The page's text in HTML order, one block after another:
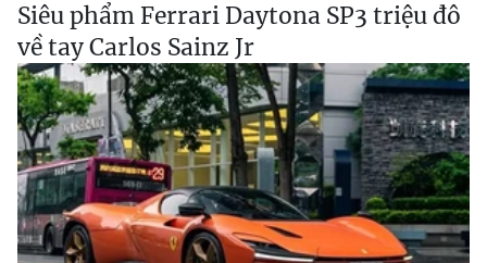
Siêu phẩm Ferrari Daytona SP3 triệu đô
về tay Carlos Sainz Jr